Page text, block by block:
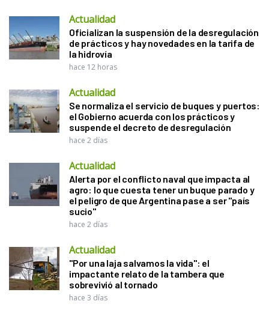
Actualidad
Oficializan la suspensión de la desregulación
de prácticos y hay novedades en la tarifa de
la hidrovía
hace 12 horas
Actualidad
Se normaliza el servicio de buques y puertos:
el Gobierno acuerda con los prácticos y
suspende el decreto de desregulación
hace 2 días
Actualidad
Alerta por el conflicto naval que impacta al
agro: lo que cuesta tener un buque parado y
el peligro de que Argentina pase a ser "país
sucio"
hace 2 días
Actualidad
"Por una laja salvamos la vida": el
impactante relato de la tambera que
sobrevivió al tornado
hace 3 días